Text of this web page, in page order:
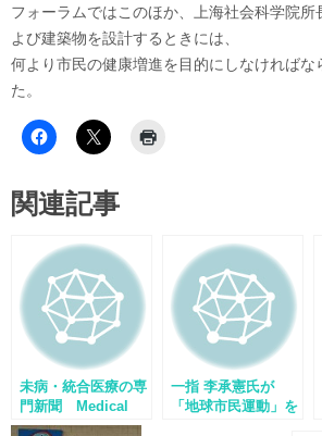
フォーラムではこのほか、上海社会科学院所
よび建築物を設計するときには、
何より市民の健康増進を目的にしなければな
た。
関連記事
未病・統合医療の専
門新聞 Medical
Nutrition にて李承
一指 李承憲氏が
「地球市民運動」を